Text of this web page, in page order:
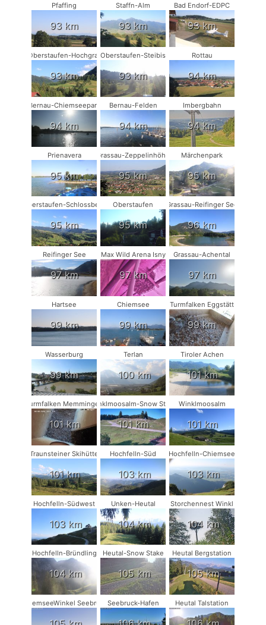
Pfaffing
93 km
Staffn-Alm
93 km
Bad Endorf-EDPC
93 km
Oberstaufen-Hochgrat
93 km
Oberstaufen-Steibis
93 km
Rottau
94 km
Bernau-Chiemseepark
94 km
Bernau-Felden
94 km
Imbergbahn
94 km
Prienavera
95 km
Grassau-Zeppelinhöhe
95 km
Märchenpark
95 km
Oberstaufen-Schlossberg
95 km
Oberstaufen
95 km
Grassau-Reifinger See
96 km
Reifinger See
97 km
Max Wild Arena Isny
97 km
Grassau-Achental
97 km
Hartsee
99 km
Chiemsee
99 km
Turmfalken Eggstätt
99 km
Wasserburg
99 km
Terlan
100 km
Tiroler Achen
101 km
Turmfalken Memmingen
101 km
Winklmoosalm-Snow Stake
101 km
Winklmoosalm
101 km
Traunsteiner Skihütte
101 km
Hochfelln-Süd
103 km
Hochfelln-Chiemsee
103 km
Hochfelln-Südwest
103 km
Unken-Heutal
104 km
Storchennest Winkl
104 km
Hochfelln-Bründling
104 km
Heutal-Snow Stake
105 km
Heutal Bergstation
105 km
ChiemseeWinkel Seebruck Seebruck-Hafen Heutal Talstation